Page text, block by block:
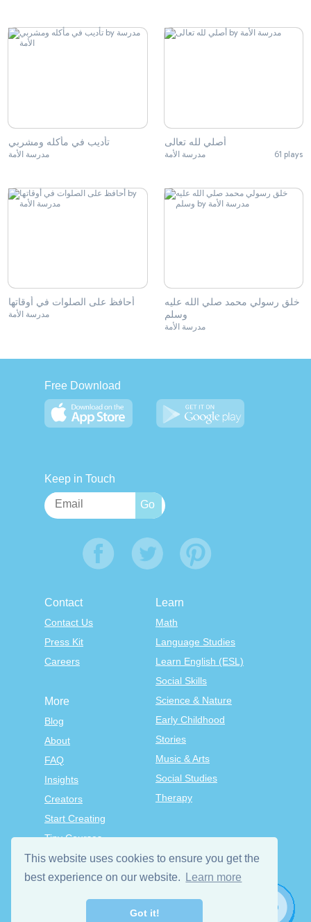
This website uses cookies to ensure you get the
best experience on our website.
Learn more
Got it!
تأديب في مأكله ومشربي
مدرسة الأمة
أصلي لله تعالى
مدرسة الأمة 61 plays
أحافظ على الصلوات في أوقاتها
مدرسة الأمة
خلق رسولي محمد صلي الله عليه
وسلم
مدرسة الأمة
Free Download
Keep in Touch
Contact
Contact Us
Press Kit
Careers
Learn
Math
Language Studies
Learn English (ESL)
Social Skills
Science & Nature
Early Childhood
Stories
Music & Arts
Social Studies
Therapy
More
Blog
About
FAQ
Insights
Creators
Start Creating
Tiny Courses
TinyTap Premium
Terms & Conditions